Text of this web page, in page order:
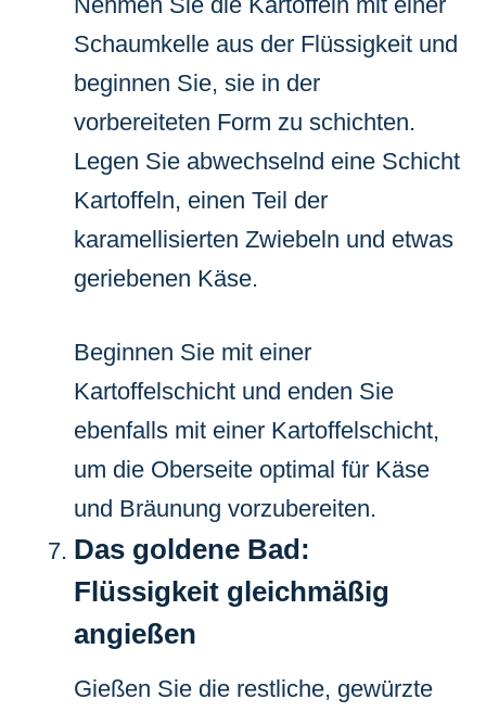
Schaumkelle aus der Flüssigkeit und
beginnen Sie, sie in der
vorbereiteten Form zu schichten.
Legen Sie abwechselnd eine Schicht
Kartoffeln, einen Teil der
karamellisierten Zwiebeln und etwas
geriebenen Käse.
Beginnen Sie mit einer
Kartoffelschicht und enden Sie
ebenfalls mit einer Kartoffelschicht,
um die Oberseite optimal für Käse
und Bräunung vorzubereiten.
Das goldene Bad:
Flüssigkeit gleichmäßig
angießen
Gießen Sie die restliche, gewürzte